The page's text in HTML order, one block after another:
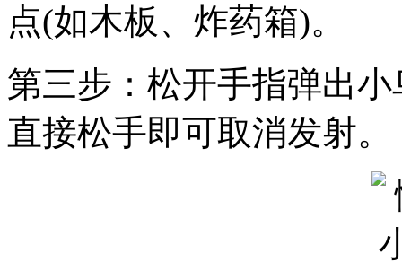
点(如木板、炸药箱)。
第三步：松开手指弹出
直接松手即可取消发射。